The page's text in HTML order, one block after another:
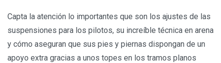
Capta la atención lo importantes que son los ajustes de las
suspensiones para los pilotos, su increíble técnica en arena
y cómo aseguran que sus pies y piernas dispongan de un
apoyo extra gracias a unos topes en los tramos planos